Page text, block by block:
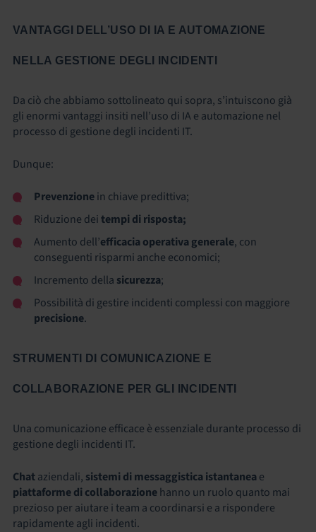
VANTAGGI DELL’USO DI IA E AUTOMAZIONE
NELLA GESTIONE DEGLI INCIDENTI
Da ciò che abbiamo sottolineato qui sopra, s’intuiscono già
gli enormi vantaggi insiti nell’uso di IA e automazione nel
processo di gestione degli incidenti IT.
Dunque:
Prevenzionein chiave predittiva;
Riduzione deitempi di risposta;
Aumento dell’efficacia operativa generale, con
conseguenti risparmi anche economici;
Incremento della sicurezza;
Possibilità di gestire incidenti complessi con maggiore
precisione.
STRUMENTI DI COMUNICAZIONE E
COLLABORAZIONE PER GLI INCIDENTI
Una comunicazione efficace è essenziale durante processo di
gestione degli incidenti IT.
Chataziendali, sistemi di messaggistica istantaneae
piattaforme di collaborazionehanno un ruolo quanto mai
prezioso per aiutare i team a coordinarsi e a rispondere
rapidamente agli incidenti.